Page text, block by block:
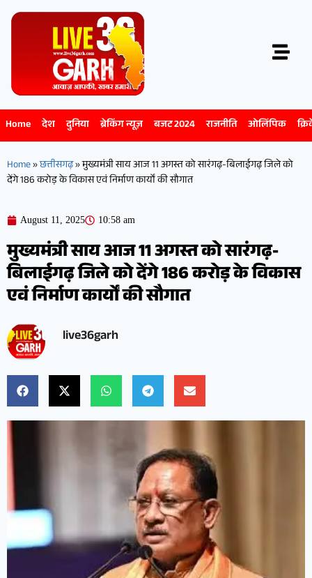
Home देश दुनिया ब्रेकिंग न्यूज़ बजट 2024 राजनीति ओलिंपिक
Home»छत्तीसगढ़»मुख्यमंत्री साय आज 11 अगस्त को सारंगढ़-बिलाईगढ़ जिले को
देंगे 186 करोड़ के विकास एवं निर्माण कार्यों की सौगात
August 11, 2025 10:58 am
मुख्यमंत्री साय आज 11 अगस्त को सारंगढ़-
बिलाईगढ़ जिले को देंगे 186 करोड़ के विकास
एवं निर्माण कार्यों की सौगात
live36garh